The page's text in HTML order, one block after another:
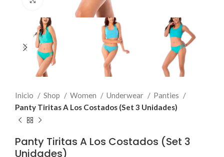
Inicio Shop Women Underwear
Panties
Panty Tiritas A Los Costados (Set 3 Unidades)
Panty Tiritas A Los Costados (Set 3
Unidades)